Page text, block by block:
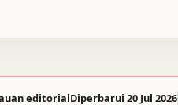
editorialDiperbarui 20 Jul 2026